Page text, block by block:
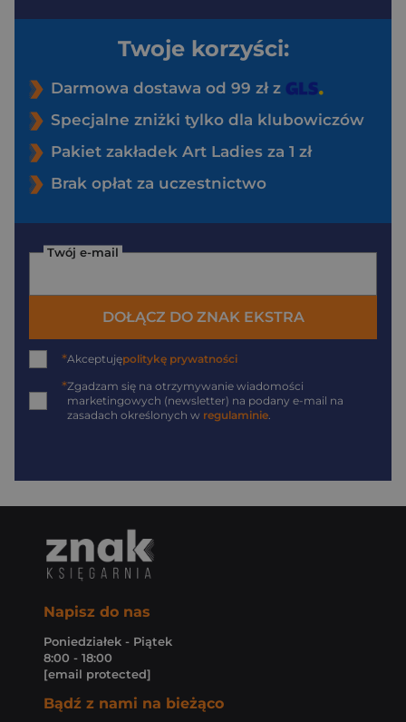
Twoje korzyści:
Darmowa dostawa od 99 zł z
Specjalne zniżki tylko dla klubowiczów
Pakiet zakładek Art Ladies za 1 zł
Brak opłat za uczestnictwo
Twój e-mail
DOŁĄCZ DO ZNAK EKSTRA
*Akceptujępolitykę prywatności
*Zgadzam się na otrzymywanie wiadomości
marketingowych (newsletter) na podany e-mail na
zasadach określonych w regulaminie.
Napisz do nas
Poniedziałek - Piątek
8:00 - 18:00
[email protected]
Bądź z nami na bieżąco